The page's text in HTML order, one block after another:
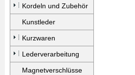
Kordeln und Zubehör
Kunstleder
Kurzwaren
Lederverarbeitung
Magnetverschlüsse